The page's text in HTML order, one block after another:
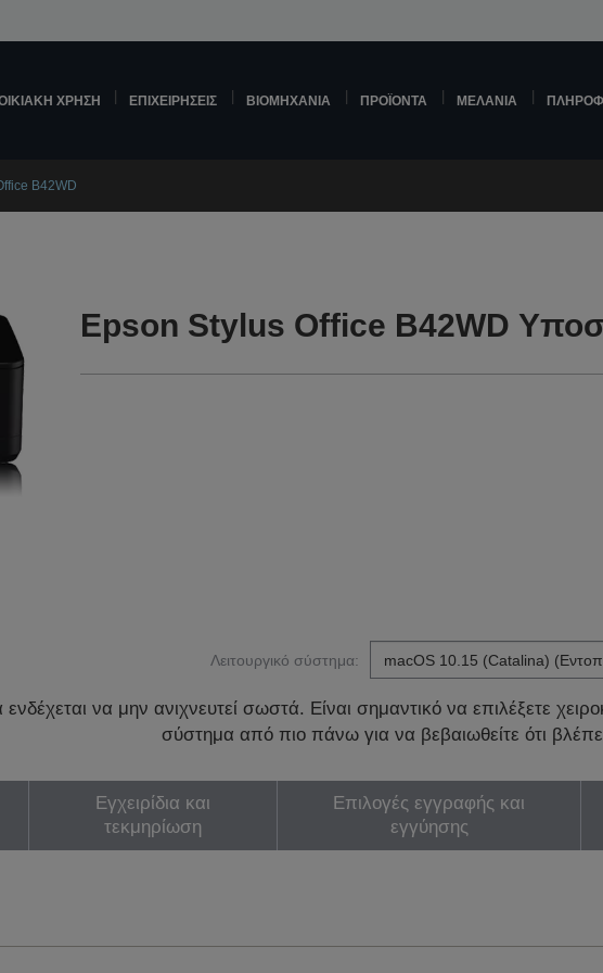
ΧΡΉΣΗ ΕΠΙΧΕΙΡΉΣΕΙΣ ΒΙΟΜΗΧΑΝΊΑ ΠΡΟΪΌΝΤΑ ΜΕΛΆΝΙΑ
B42WD
Epson Stylus Office B42WD
Λειτουργικό σύστημα:
να μην ανιχνευτεί σωστά. Είναι σημαντικό να επιλέξετε
σύστημα από πιο πάνω για να βεβαιωθείτε ότι
Εγχειρίδια και
τεκμηρίωση
Επιλογές εγγραφής και
εγγύησης